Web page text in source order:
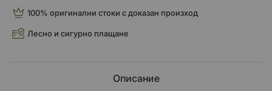
100% оригинални стоки с доказан произход
Лесно и сигурно плащане
Описание